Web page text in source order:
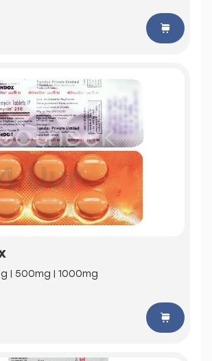
| 500mg | 1000mg